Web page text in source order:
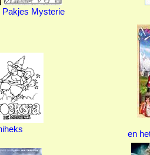
Pakjes Mysterie
en